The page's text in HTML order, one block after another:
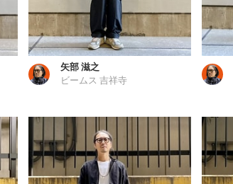
矢部 滋之
ビームス 吉祥寺